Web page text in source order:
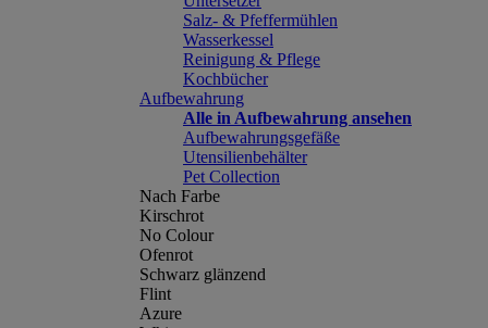
Salz- & Pfeffermühlen
Wasserkessel
Reinigung & Pflege
Kochbücher
Aufbewahrung
Alle in Aufbewahrung ansehen
Aufbewahrungsgefäße
Utensilienbehälter
Pet Collection
Nach Farbe
Kirschrot
No Colour
Ofenrot
Schwarz glänzend
Flint
Azure